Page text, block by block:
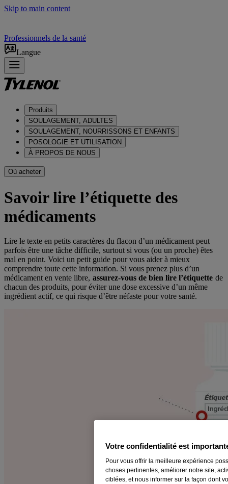
Skip to main content
Professionnels de la santé
Langue
Produits
SOULAGEMENT, ADULTES
SOULAGEMENT, NOURRISSONS ET ENFANTS
POSOLOGIE ET UTILISATION
À PROPOS DE NOUS
Où acheter
Savoir lire l’étiquette des
médicaments
Lire le texte en petits caractères du flacon d’un médicament peut
parfois être une tâche difficile, surtout si vous (ou un proche) êtes
mal en point. Voici un petit guide pour vous aider à mieux
comprendre toute cette information. Si vous prenez plus d’un
médicament en vente libre, assurez-vous de bien lire l’étiquette de
chacun des produits, pour éviter une dose excessive d’un même
ingrédient actif, ce qui risque d’être néfaste pour votre santé.
Votre confidentialité est
Pour vous offrir la meilleure expérience
choses pertinentes, améliorer notre site,
ciblées, et nous informer sur la façon dont